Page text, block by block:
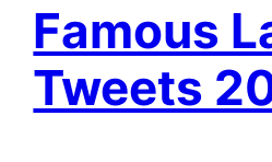
Famous
Tweets